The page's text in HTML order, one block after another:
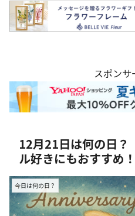
スポンサ
12月21日は何の日？
ル好きにもおすすめ
今日は何の日？